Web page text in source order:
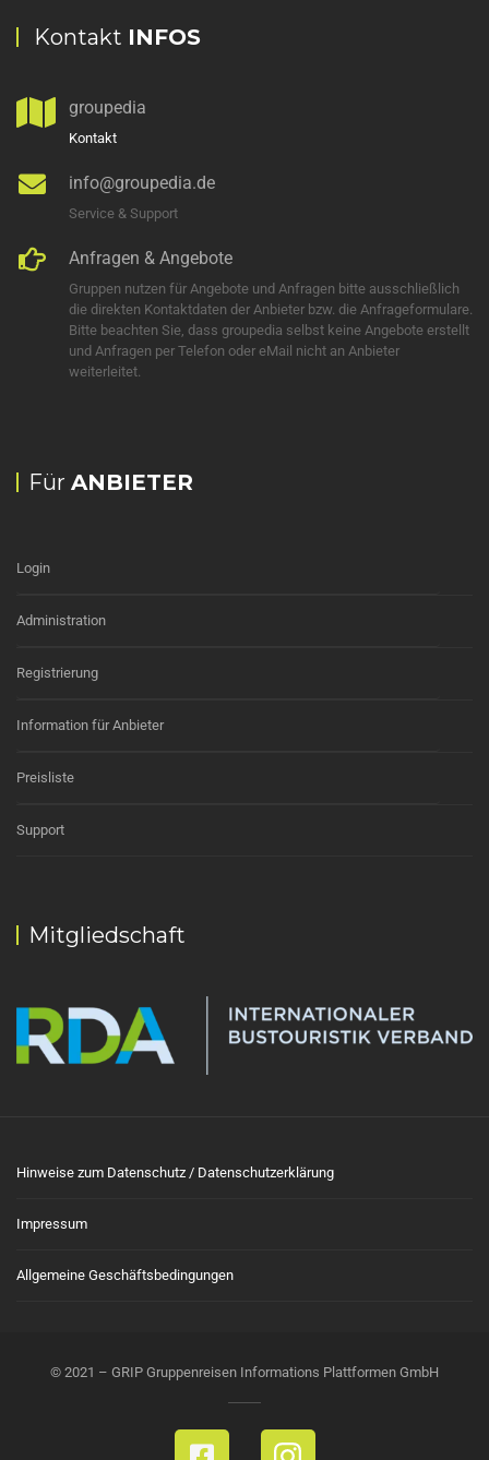
Kontakt INFOS
groupedia
Kontakt
info@groupedia.de
Service & Support
Anfragen & Angebote
Gruppen nutzen für Angebote und Anfragen bitte ausschließlich
die direkten Kontaktdaten der Anbieter bzw. die Anfrageformulare.
Bitte beachten Sie, dass groupedia selbst keine Angebote erstellt
und Anfragen per Telefon oder eMail nicht an Anbieter
weiterleitet.
Für ANBIETER
Login
Administration
Registrierung
Information für Anbieter
Preisliste
Support
Mitgliedschaft
Hinweise zum Datenschutz / Datenschutzerklärung
Impressum
Allgemeine Geschäftsbedingungen
© 2021 – GRIP Gruppenreisen Informations Plattformen GmbH